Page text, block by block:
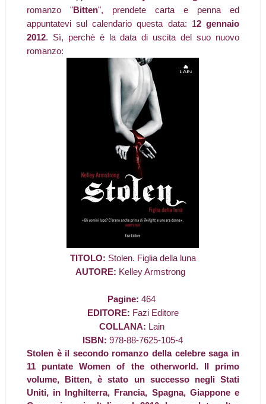
romanzo "Bitten", prendete carta e penna ed
appuntatevi sul calendario questa data: 12 gennaio
2012. Sì, perchè è la data di uscita del suo nuovo
romanzo:
TITOLO: Stolen. Figlia della luna
AUTORE: Kelley Armstrong
Pagine: 464
EDITORE: Fazi Editore
COLLANA: Lain
ISBN:978-88-7625-105-4
Stolen è il secondo romanzo della celebre saga in
11 puntate Women of the otherworld. Il primo
volume, Bitten, è stato un successo negli Stati
Uniti, in Inghilterra, Francia, Spagna, Giappone e